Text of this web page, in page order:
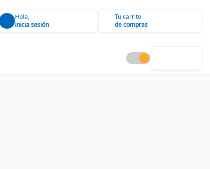
Hola,
inicia sesión
Tu carrito
de compras